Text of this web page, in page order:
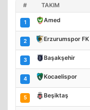
# TAKIM
1 Amed
2 Erzurumspor FK
3 Başakşehir
4 Kocaelispor
5 Beşiktaş